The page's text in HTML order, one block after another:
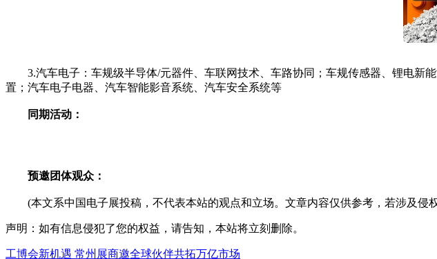
3.汽车电子：车规级半导体/元器件、车联网技术、车路协同；车规传感器、锂电新
置；汽车电子电器、汽车智能影音系统、汽车安全系统等
同期活动：
预邀团体观众：
(本文系中国电子展投稿，不代表本站的观点和立场。文章内容仅供参考，若涉及侵
声明：如有信息侵犯了您的权益，请告知，本站将立刻删除。
工博会新机遇 常州展商邀全球伙伴共拓万亿市场